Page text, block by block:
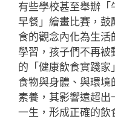
有些學校甚至舉辦「
早餐」繪畫比賽，鼓
食的觀念內化為生活
學習，孩子們不再被
的「健康飲食實踐家
食物與身體、與環
素養，其影響遠超出
一生，形成正確的飲